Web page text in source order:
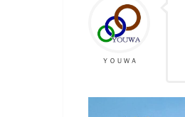
ＹＯＵＷＡ